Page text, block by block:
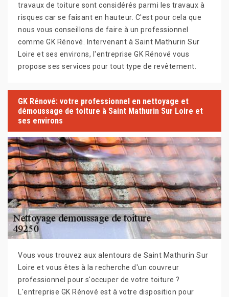
travaux de toiture sont considérés parmi les travaux à
risques car se faisant en hauteur. C'est pour cela que
nous vous conseillons de faire à un professionnel
comme GK Rénové. Intervenant à Saint Mathurin Sur
Loire et ses environs, l'entreprise GK Rénové vous
propose ses services pour tout type de revêtement.
GK Rénové: votre professionnel en nettoyage et
démoussage de toiture à Saint Mathurin Sur Loire et
ses environs
Vous vous trouvez aux alentours de Saint Mathurin Sur
Loire et vous êtes à la recherche d'un couvreur
professionnel pour s'occuper de votre toiture ?
L'entreprise GK Rénové est à votre disposition pour